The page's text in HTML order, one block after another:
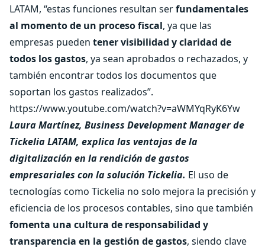
LATAM, “estas funciones resultan serfundamentales
al momento de un proceso fiscal, ya que las
empresas pueden tener visibilidad y claridad de
todos los gastos, ya sean aprobados o rechazados, y
también encontrar todos los documentos que
soportan los gastos realizados”.
https://www.youtube.com/watch?v=aWMYqRyK6Yw
Laura Martínez, Business Development Manager de
Tickelia LATAM, explica las ventajas de la
digitalización en la rendición de gastos
empresariales con la solución Tickelia. El uso de
tecnologías como Tickelia no solo mejora la precisión y
eficiencia de los procesos contables, sino que también
fomenta una cultura de responsabilidad y
transparencia en la gestión de gastos, siendo clave